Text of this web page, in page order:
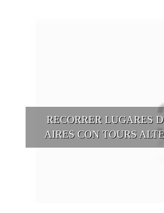
RECORRER LUGARES
AIRES CON TOURS